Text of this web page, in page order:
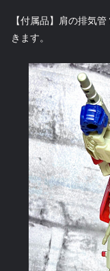
【付属品】肩の排気
きます。